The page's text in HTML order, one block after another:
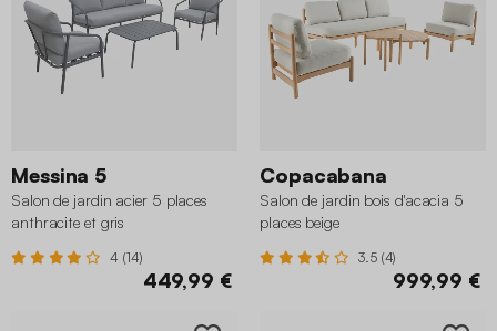
Messina 5
Salon de jardin acier 5 places
anthracite et gris
4 (14)
449,99 €
Copacabana
Salon de jardin bois d'acacia 5
places beige
3.5 (4)
999,99 €